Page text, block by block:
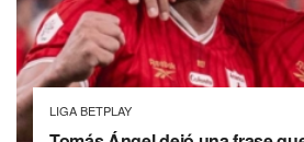
LIGA BETPLAY